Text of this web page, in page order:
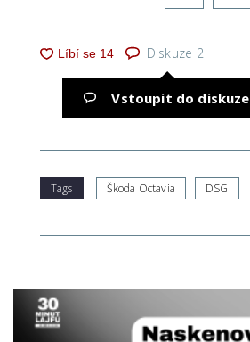
Diskuze 2
Vstoupit do diskuze
Tags Škoda Octavia DSG